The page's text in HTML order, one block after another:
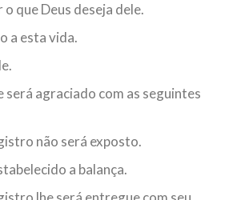
que Deus deseja dele.
a esta vida.
será agraciado com as seguintes
não será exposto.
a balança.